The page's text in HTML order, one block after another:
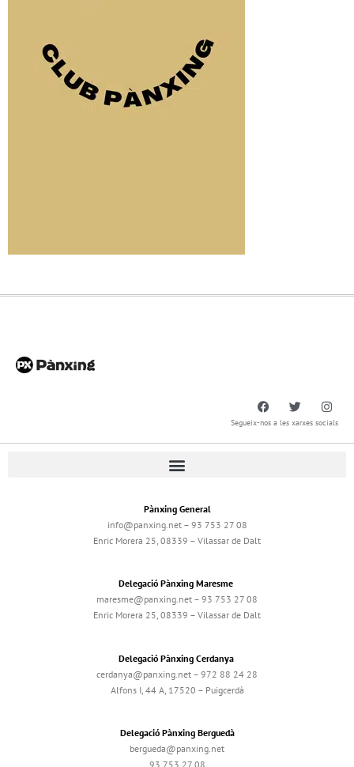
Segueix-nos a les xarxes socials
Pànxing General
info@panxing.net – 93 753 27 08
Enric Morera 25, 08339 – Vilassar de Dalt
Delegació Pànxing Maresme
maresme@panxing.net – 93 753 27 08
Enric Morera 25, 08339 – Vilassar de Dalt
Delegació Pànxing Cerdanya
cerdanya@panxing.net – 972 88 24 28
Alfons I, 44 A, 17520 – Puigcerdà
Delegació Pànxing Berguedà
bergueda@panxing.net
93 753 27 08